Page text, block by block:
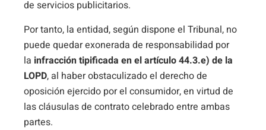
de servicios publicitarios.
Por tanto, la entidad, según dispone el Tribunal, no
puede quedar exonerada de responsabilidad por
la infracción tipificada en el artículo 44.3.e) de la
LOPD, al haber obstaculizado el derecho de
oposición ejercido por el consumidor, en virtud de
las cláusulas de contrato celebrado entre ambas
partes.